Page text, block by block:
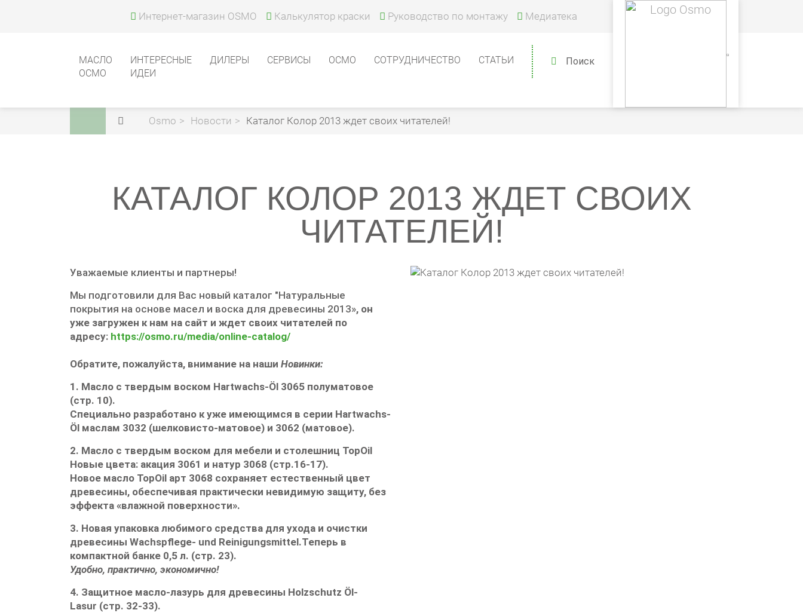
Интернет-магазин OSMO Калькулятор краски Руководство по монтажу Медиатека
МАСЛО
ОСМО
ИНТЕРЕСНЫЕ
ИДЕИ
ДИЛЕРЫ СЕРВИСЫ ОСМО СОТРУДНИЧЕСТВО СТАТЬИ Поиск
Osmo Новости Каталог Колор 2013 ждет своих читателей!
КАТАЛОГ КОЛОР 2013 ЖДЕТ СВОИХ
ЧИТАТЕЛЕЙ!
Уважаемые клиенты и партнеры!
Мы подготовили для Вас новый каталог "Натуральные
покрытия на основе масел и воска для древесины 2013», он
уже загружен к нам на сайт и ждет своих читателей по
адресу: https://osmo.ru/media/online-catalog/
Обратите, пожалуйста, внимание на наши Новинки:
1. Масло с твердым воском Hartwachs-Öl 3065 полуматовое
(стр. 10).
Специально разработано к уже имеющимся в серии Hartwachs-
Öl маслам 3032 (шелковисто-матовое) и 3062 (матовое).
2. Масло с твердым воском для мебели и столешниц TopOil
Новые цвета: акация 3061 и натур 3068 (стр.16-17).
Новое масло TopOil арт 3068 сохраняет естественный цвет
древесины, обеспечивая практически невидимую защиту, без
эффекта «влажной поверхности».
3. Новая упаковка любимого средства для ухода и очистки
древесины Wachspflege- und Reinigungsmittel.Теперь в
компактной банке 0,5 л. (стр. 23).
Удобно, практично, экономично!
4. Защитное масло-лазурь для древесины Holzschutz Öl-
Lasur (стр. 32-33).